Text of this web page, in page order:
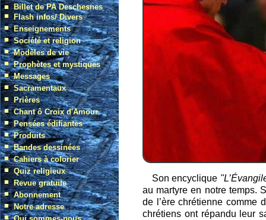
Son encyclique
au martyre en notre temps.
de l’ère chrétienne comme
chrétiens ont répandu leur